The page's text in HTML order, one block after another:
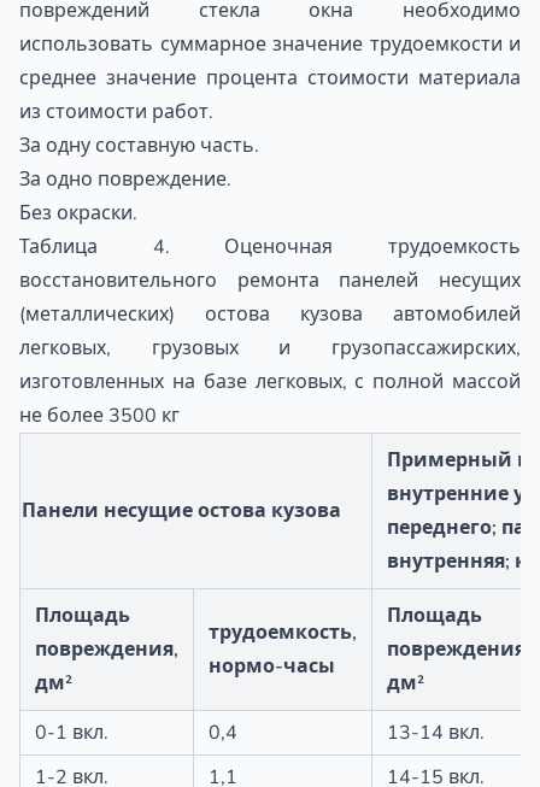
повреждений стекла окна необходимо
использовать суммарное значение трудоемкости и
среднее значение процента стоимости материала
из стоимости работ.
За одну составную часть.
За одно повреждение.
Без окраски.
Таблица 4. Оценочная трудоемкость
восстановительного ремонта панелей несущих
(металлических) остова кузова автомобилей
легковых, грузовых и грузопассажирских,
изготовленных на базе легковых, с полной массой
не более 3500 кг
Панели несущие остова кузова
Примерный
внутренние
переднего;
внутренняя;
Площадь
повреждения,
дм²
трудоемкость,
нормо-часы
Площадь
повреждения,
дм²
0-1 вкл.
0,4
13-14 вкл.
1-2 вкл.
1,1
14-15 вкл.